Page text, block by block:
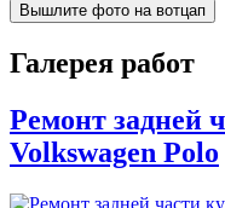
Вышлите фото на вотцап
Галерея работ
Ремонт задней
Volkswagen Polo